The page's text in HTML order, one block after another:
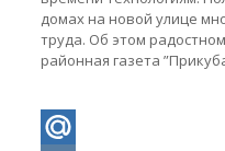
домах на новой улице
труда. Об этом
районная газета